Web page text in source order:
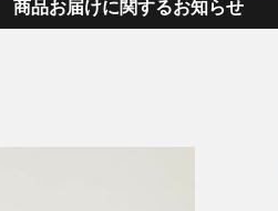
商品お届けに関するお知らせ